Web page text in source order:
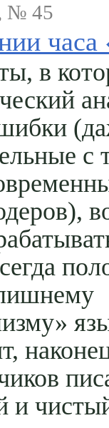
№ 45
часа
в
с
и